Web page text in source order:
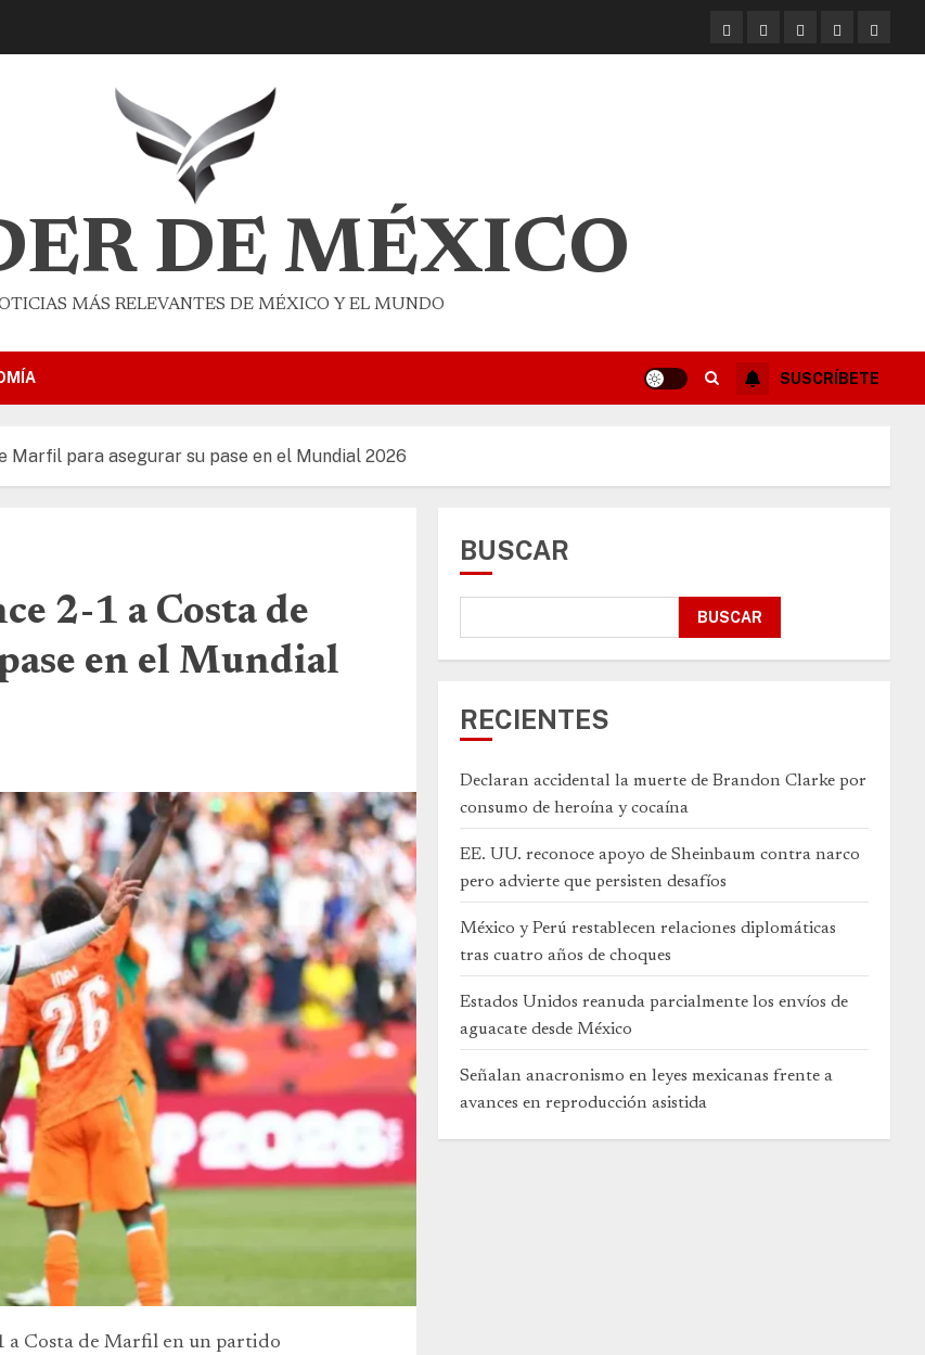
DE MÉXICO
MÁS RELEVANTES DE MÉXICO Y EL MUNDO
SUSCRÍBETE
Marfil para asegurar su pase en el Mundial 2026
2-1 a Costa de
en el Mundial
a Costa de Marfil en un partido
BUSCAR
BUSCAR
RECIENTES
Declaran accidental la muerte de Brandon Clarke por
consumo de heroína y cocaína
EE. UU. reconoce apoyo de Sheinbaum contra narco
pero advierte que persisten desafíos
México y Perú restablecen relaciones diplomáticas
tras cuatro años de choques
Estados Unidos reanuda parcialmente los envíos de
aguacate desde México
Señalan anacronismo en leyes mexicanas frente a
avances en reproducción asistida